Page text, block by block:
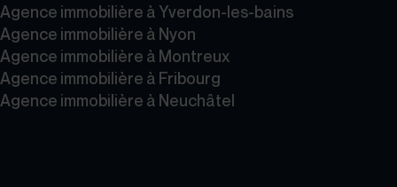
Agence immobilière à Yverdon-les-bains
Agence immobilière à Nyon
Agence immobilière à Montreux
Agence immobilière à Fribourg
Agence immobilière à Neuchâtel